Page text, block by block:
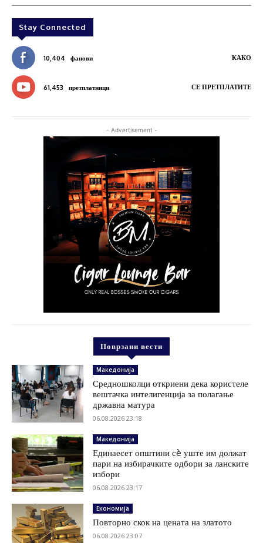
Stay Connected
10,404 фанови КАКО
61,453 претплатници СЕ ПРЕТПЛАТИТЕ
- Advertisement -
Поврзани вести
Македонија
Средношколци откриени дека користеле
вештачка интелигенција за полагање
државна матура
06.08.2026 23:18
Македонија
Единаесет општини сè уште им должат
пари на избирачките одбори за ланските
избори
06.08.2026 23:17
Економија
Повторно скок на цената на златото
06.08.2026 23:07